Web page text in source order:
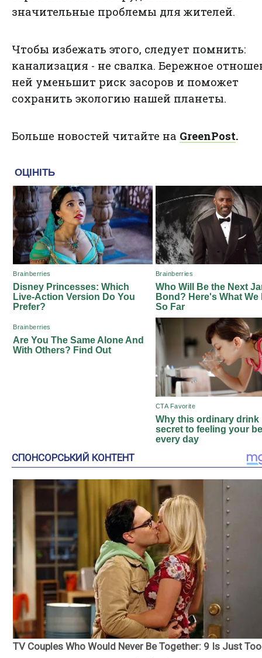
значительные проблемы для жителей.
Чтобы избежать этого, следует помнить:
канализация - не свалка. Бережное
ней уменьшит риск засоров и поможет
сохранить экологию нашей планеты.
Больше новостей читайте на GreenPost.